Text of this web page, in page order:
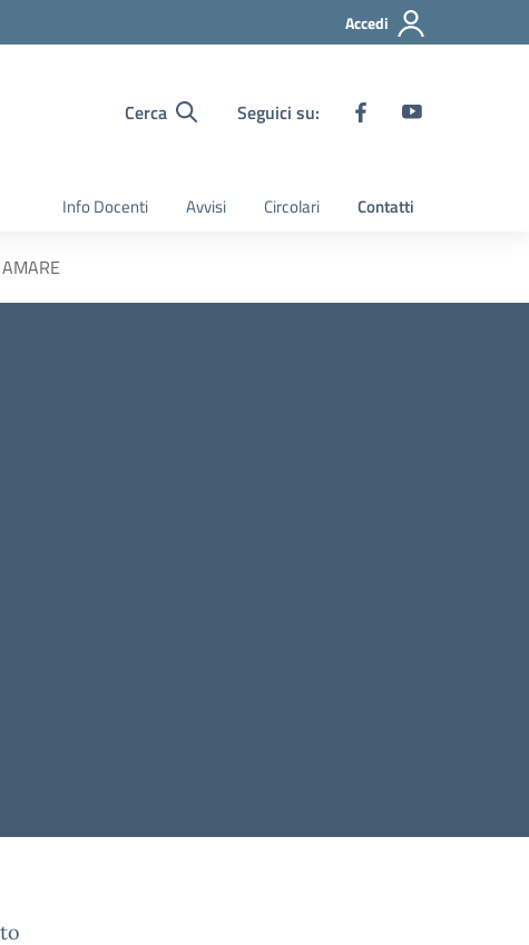
Accedi
Cerca Seguici su:
Info Docenti Avvisi Circolari Contatti